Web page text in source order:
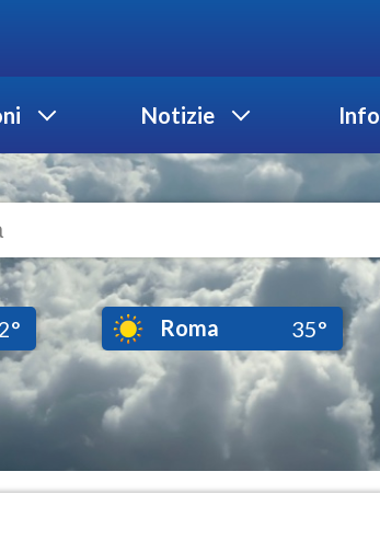
Notizie Info
Roma 35°